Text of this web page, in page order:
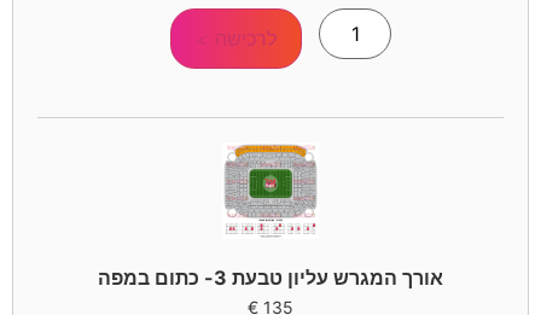
לרכישה >
אורך המגרש עליון טבעת 3- כתום במפה
135
€